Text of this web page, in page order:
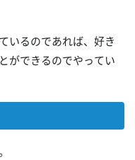
いるのであれば、好き
ができるのでやってい